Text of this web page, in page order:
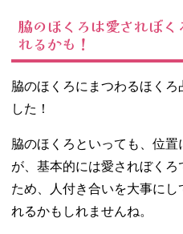
脇のほくろは愛されぼ
れるかも！
脇のほくろにまつわるほく
した！
脇のほくろといっても、位
が、基本的には愛されぼく
ため、人付き合いを大事に
れるかもしれませんね。